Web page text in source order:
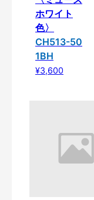
ホワイト
色〉
CH513-50
1BH
¥3,600